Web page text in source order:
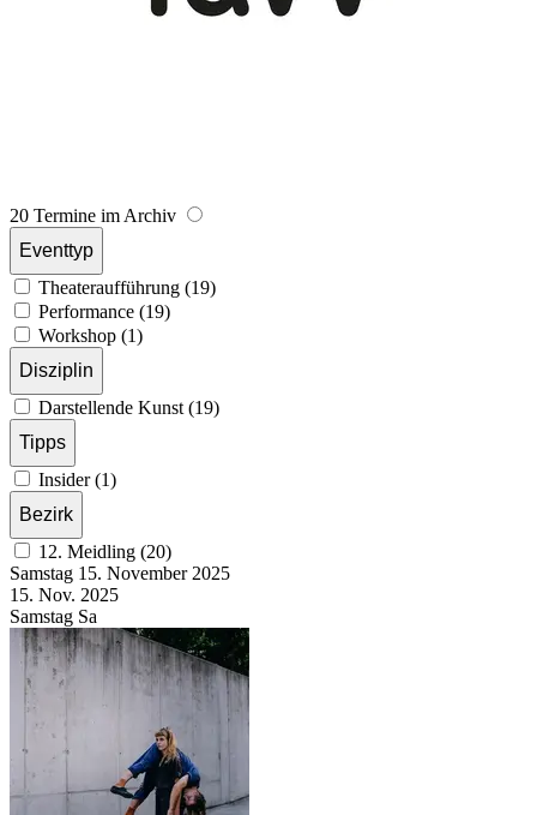
20 Termine im Archiv
Eventtyp
Theateraufführung (19)
Performance (19)
Workshop (1)
Disziplin
Darstellende Kunst (19)
Tipps
Insider (1)
Bezirk
12. Meidling (20)
Samstag 15. November 2025
15. Nov. 2025
Samstag Sa